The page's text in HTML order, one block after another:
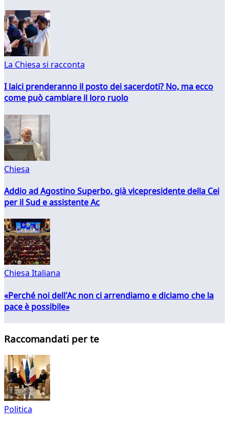
La Chiesa si racconta
I laici prenderanno il posto dei sacerdoti? No, ma ecco
come può cambiare il loro ruolo
Chiesa
Addio ad Agostino Superbo, già vicepresidente della Cei
per il Sud e assistente Ac
Chiesa Italiana
«Perché noi dell'Ac non ci arrendiamo e diciamo che la
pace è possibile»
Raccomandati per te
Politica